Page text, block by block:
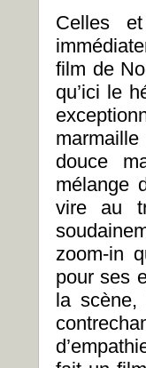
Celles
film de
qu’ici le
douce
mélange
vire au
zoom-in
pour ses
la scène,